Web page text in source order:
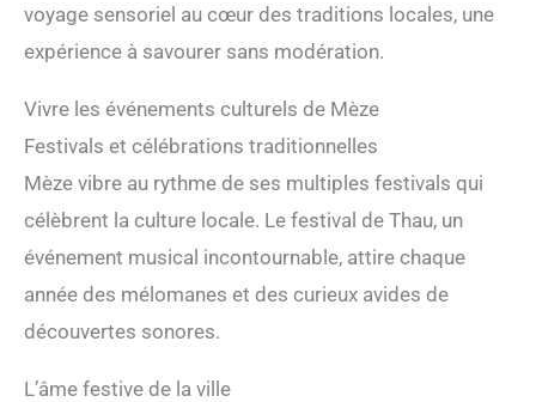
voyage sensoriel au cœur des traditions locales, une
expérience à savourer sans modération.
Vivre les événements culturels de Mèze
Festivals et célébrations traditionnelles
Mèze vibre au rythme de ses multiples festivals qui
célèbrent la culture locale. Le festival de Thau, un
événement musical incontournable, attire chaque
année des mélomanes et des curieux avides de
découvertes sonores.
L’âme festive de la ville